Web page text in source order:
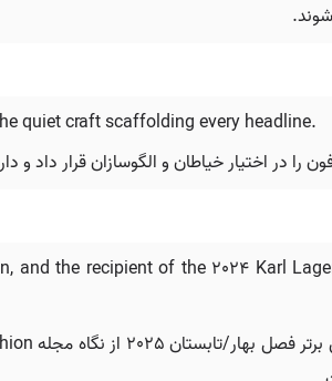
quiet craft scaffolding every headline.
را در اختیار خیاطان و الگوسازان قرار
and the recipient of the 2024 Karl